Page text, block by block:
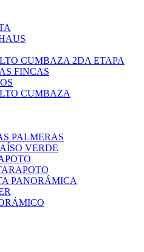
CUMBAZA 2DA ETAPA
FINCAS
CUMBAZA
PALMERAS
VERDE
PANORÁMICA